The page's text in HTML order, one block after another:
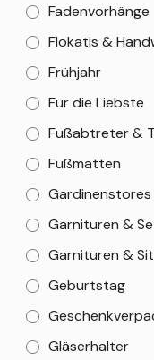
Fadenvorhänge
Flokatis &
Frühjahr
Für die Liebste
Fußabtreter &
Fußmatten
Gardinenstores
Garnituren &
Garnituren &
Geburtstag
Gläserhalter